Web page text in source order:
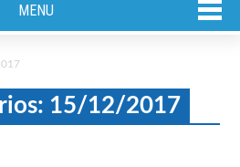
MENU
15/12/2017